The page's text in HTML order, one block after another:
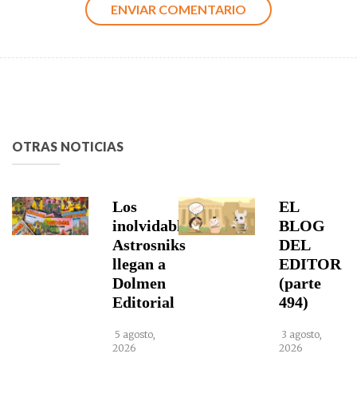
OTRAS NOTICIAS
Los
inolvidables
Astrosniks
llegan a
Dolmen
Editorial
5 agosto,
2026
EL
BLOG
DEL
EDITOR
(parte
494)
3 agosto,
2026